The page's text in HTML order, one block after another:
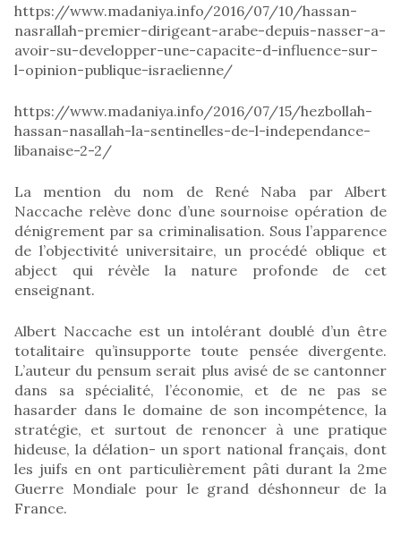
https://www.madaniya.info/2016/07/10/hassan-
nasrallah-premier-dirigeant-arabe-depuis-nasser-a-
avoir-su-developper-une-capacite-d-influence-sur-
l-opinion-publique-israelienne/
https://www.madaniya.info/2016/07/15/hezbollah-
hassan-nasallah-la-sentinelles-de-l-independance-
libanaise-2-2/
La mention du nom de René Naba par Albert
Naccache relève donc d’une sournoise opération de
dénigrement par sa criminalisation. Sous l’apparence
de l’objectivité universitaire, un procédé oblique et
abject qui révèle la nature profonde de cet
enseignant.
Albert Naccache est un intolérant doublé d’un être
totalitaire qu’insupporte toute pensée divergente.
L’auteur du pensum serait plus avisé de se cantonner
dans sa spécialité, l’économie, et de ne pas se
hasarder dans le domaine de son incompétence, la
stratégie, et surtout de renoncer à une pratique
hideuse, la délation- un sport national français, dont
les juifs en ont particulièrement pâti durant la 2me
Guerre Mondiale pour le grand déshonneur de la
France.